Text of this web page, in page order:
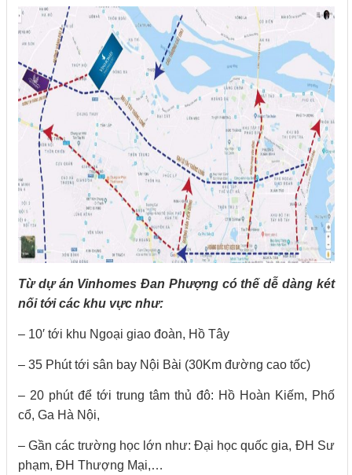
Từ dự án Vinhomes Đan Phượng có thế dễ dàng két
nối tới các khu vực như:
– 10′ tới khu Ngoại giao đoàn, Hồ Tây
– 35 Phút tới sân bay Nội Bài (30Km đường cao tốc)
– 20 phút để tới trung tâm thủ đô: Hồ Hoàn Kiếm, Phố
cổ, Ga Hà Nội,
– Gần các trường học lớn như: Đại học quốc gia, ĐH Sư
phạm, ĐH Thượng Mại,…